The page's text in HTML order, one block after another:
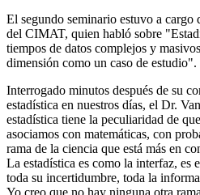
El segundo seminario estuvo a cargo
del CIMAT, quien habló sobre
tiempos de datos complejos y
dimensión como un caso de estudio".
Interrogado minutos después de su
estadística en nuestros días, el Dr.
estadística tiene la peculiaridad de
asociamos con matemáticas, con
rama de la ciencia que está más en
La estadística es como la interfaz, es
toda su incertidumbre, toda la